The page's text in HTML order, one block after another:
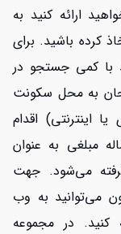
ارائه کنید به
کرده باشید. برای
با کمی جستجو در
به محل سکونت
اینترنتی) اقدام
مبلغی به عنوان
می‌شود. جهت
می‌توانید به وب
کنید. در مجموعه